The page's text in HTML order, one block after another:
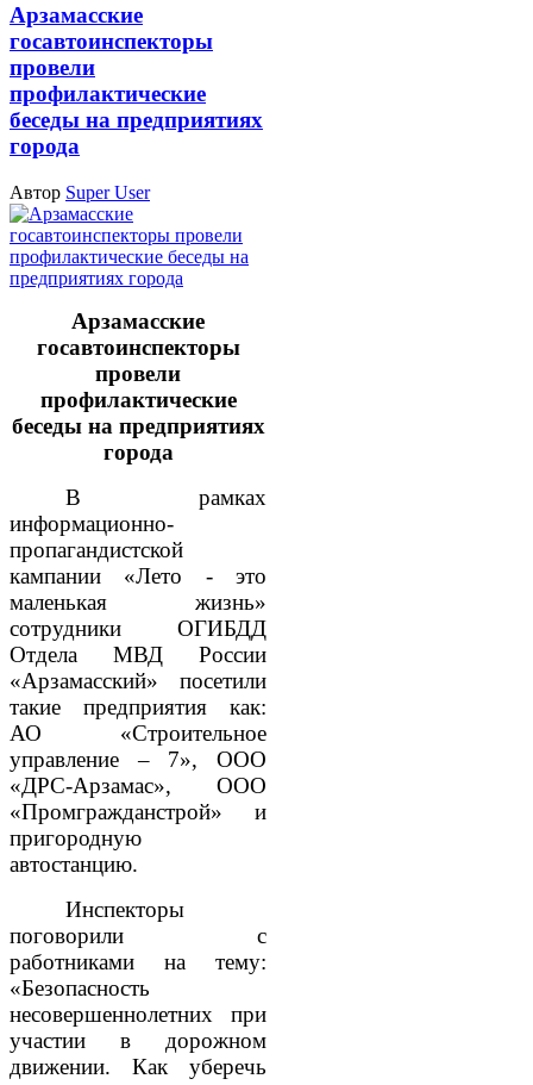
Арзамасские
госавтоинспекторы
провели
профилактические
беседы на предприятиях
города
Автор Super User
Арзамасские
госавтоинспекторы
провели
профилактические
беседы на предприятиях
города
В рамках
информационно-
пропагандистской
кампании «Лето - это
маленькая жизнь»
сотрудники ОГИБДД
Отдела МВД России
«Арзамасский» посетили
такие предприятия как:
АО «Строительное
управление – 7», ООО
«ДРС-Арзамас», ООО
«Промгражданстрой» и
пригородную
автостанцию.
Инспекторы
поговорили с
работниками на тему:
«Безопасность
несовершеннолетних при
участии в дорожном
движении. Как уберечь